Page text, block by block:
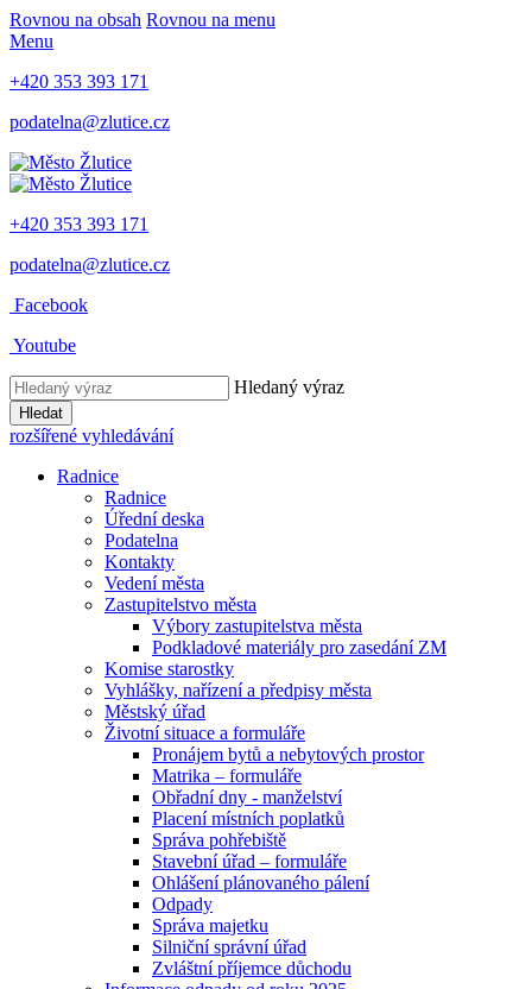
Rovnou na obsah Rovnou na menu
Menu
+420 353 393 171
podatelna@zlutice.cz
+420 353 393 171
podatelna@zlutice.cz
Facebook
Youtube
Hledaný výraz
Hledat
rozšířené vyhledávání
Radnice
Radnice
Úřední deska
Podatelna
Kontakty
Vedení města
Zastupitelstvo města
Výbory zastupitelstva města
Podkladové materiály pro zasedání ZM
Komise starostky
Vyhlášky, nařízení a předpisy města
Městský úřad
Životní situace a formuláře
Pronájem bytů a nebytových prostor
Matrika – formuláře
Obřadní dny - manželství
Placení místních poplatků
Správa pohřebiště
Stavební úřad – formuláře
Ohlášení plánovaného pálení
Odpady
Správa majetku
Silniční správní úřad
Zvláštní příjemce důchodu